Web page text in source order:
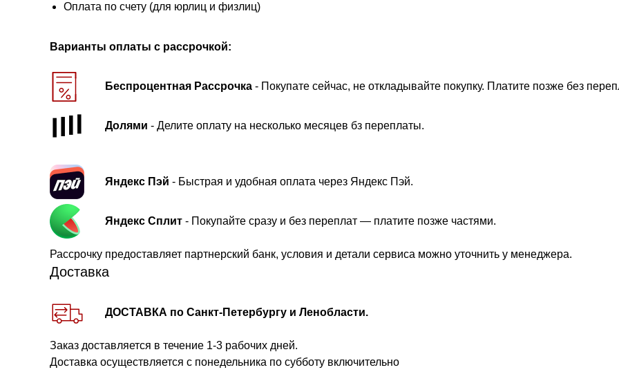
Оплата по счету (для юрлиц и физлиц)
Варианты оплаты с рассрочкой:
Беспроцентная Рассрочка - Покупате сейчас, не откладывайте покупку. Платите позже без
Долями - Делите оплату на несколько месяцев бз переплаты.
Яндекс Пэй - Быстрая и удобная оплата через Яндекс Пэй.
Яндекс Сплит - Покупайте сразу и без переплат — платите позже частями.
Рассрочку предоставляет партнерский банк, условия и детали сервиса можно уточнить у менеджера.
Доставка
ДОСТАВКА по Санкт-Петербургу и Ленобласти.
Заказ доставляется в течение 1-3 рабочих дней.
Доставка осуществляется с понедельника по субботу включительно